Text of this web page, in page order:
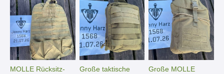
MOLLE Rücksitz-
Große taktische
Große MOLLE